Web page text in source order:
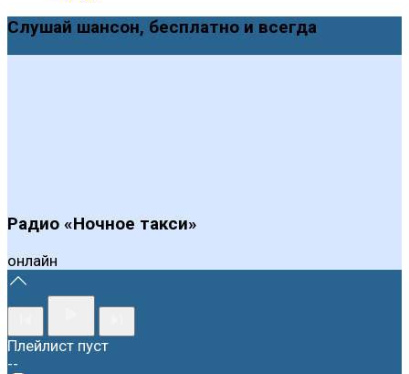
Слушай шансон, бесплатно и всегда
Радио «Ночное такси»
онлайн
Плейлист пуст
--